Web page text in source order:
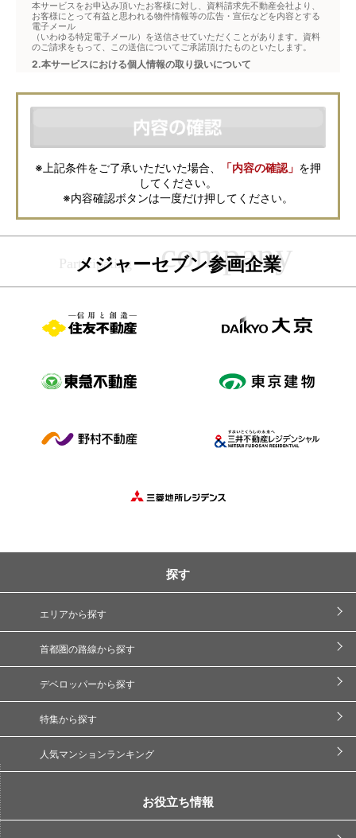
本サービスをお申込み頂いたお客様に対し、資料請求先不動産会社より、
お客様にとって有益と思われる物件情報等の広告・宣伝などを内容とする
電子メール
（いわゆる特定電子メール）を送信させていただくことがあります。資料
のご請求をもって、この送信についてご承諾頂けたものといたします。
2.本サービスにおける個人情報の取り扱いについて
本フォームからお客様が記入・登録された個人情報は、ダイレクトメール
などの資料送付・電子メールの送信・電話連絡などの目的で資料請求先不
動産会社が利用・保管します。資料請求先不動産会社が保管する個人情報
の取扱いについては、各不動産会社に直接お問合せください。
また、上記とは別にメジャーセブンでは本サービスを円滑に運用するため
に、お客様の個人情報をサービスご利用の控えとして一定期間保管いたし
ます。 ご記入の内容が不明瞭で資料をお送りできない場合、その他当社が
本サービスを円滑に運用するために必要な範囲において、直接メジャーセ
ブンから確認のご連絡をさせていただくことがありますので、あらかじめ
ご了承ください。
メジャーセブンの個人情報の取扱い方針についてはこちらをご覧くださ
※上記条件をご了承いただいた場合、 「内容の確認」 を押
してください。
※内容確認ボタンは一度だけ押してください。
メジャーセブン参画企業
探す
エリアから探す
首都圏の路線から探す
デベロッパーから探す
特集から探す
人気マンションランキング
お役立ち情報